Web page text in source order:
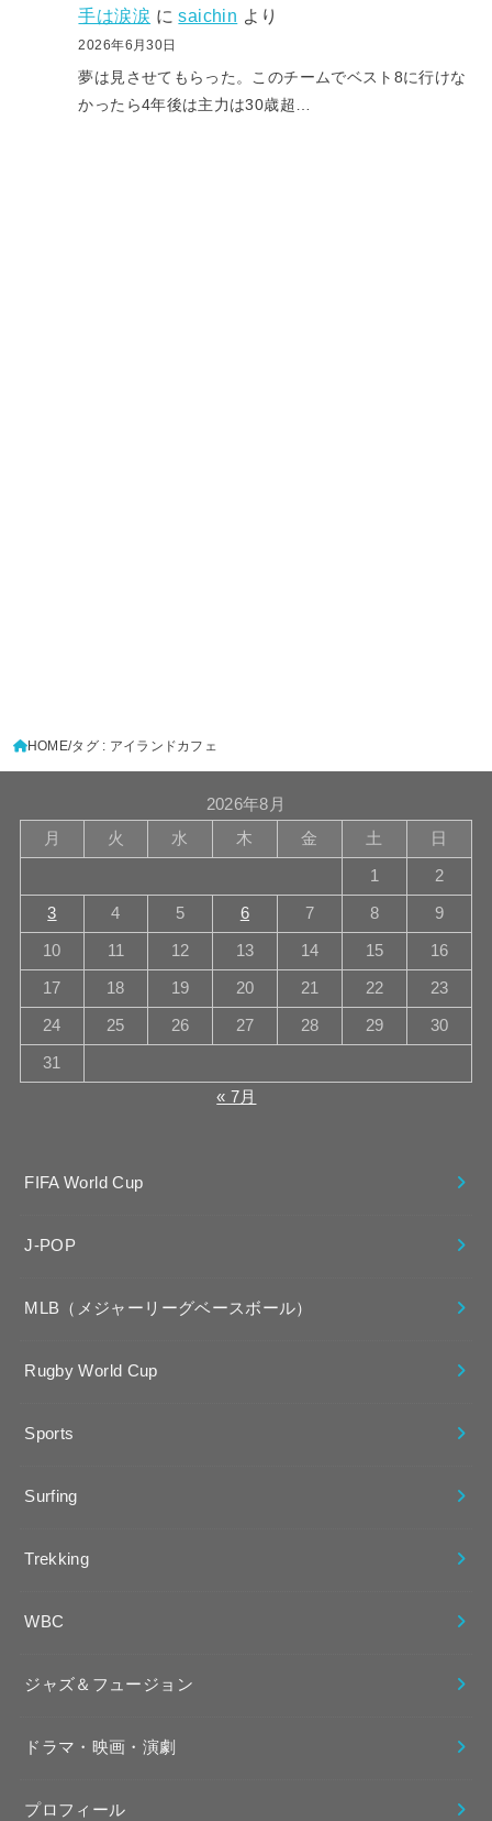
手は涙涙 にsaichin より
2026年6月30日
夢は見させてもらった。このチームでベスト8に行けな
かったら4年後は主力は30歳超…
HOME タグ : アイランドカフェ
2026年8月
月
火 水 木 金 土 日
1 2
3 4 5 6 7 8 9
10 11 12 13 14 15 16
17 18 19 20 21 22 23
24 25 26 27 28 29 30
31
« 7月
FIFA World Cup
J-POP
MLB（メジャーリーグベースボール）
Rugby World Cup
Sports
Surfing
Trekking
WBC
ジャズ＆フュージョン
ドラマ・映画・演劇
プロフィール